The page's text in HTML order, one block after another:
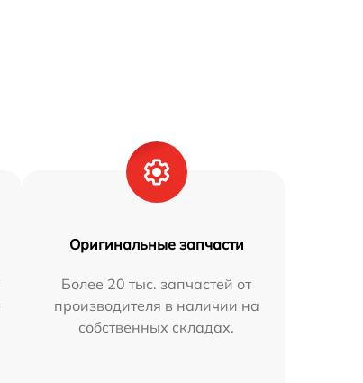
Оригинальные запчасти
Более 20 тыс. запчастей от
производителя в наличии на
собственных складах.